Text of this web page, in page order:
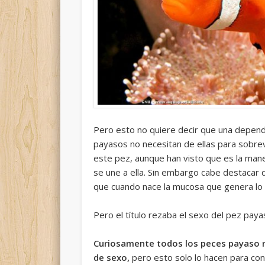
Pero esto no quiere decir que una
payasos no necesitan de ellas para
este pez, aunque han visto que es la
se une a ella. Sin embargo cabe destacar
que cuando nace la mucosa que genera
Pero el título rezaba el sexo del pez
Curiosamente todos los peces payaso
de sexo, pero esto solo lo hacen para